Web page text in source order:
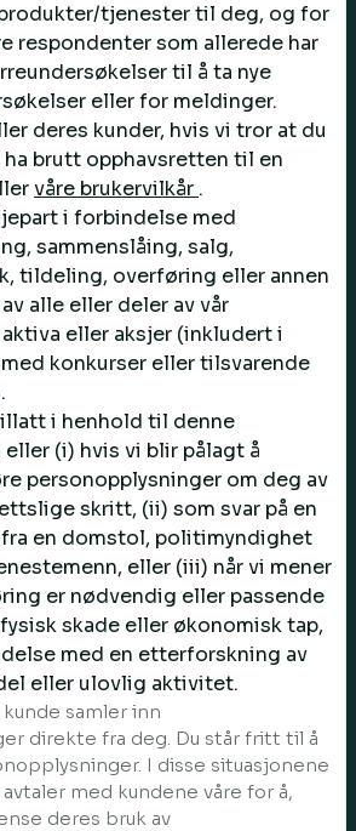
tjenester til deg, og for
respondenter som allerede har
til å ta nye
eller for meldinger.
deres kunder, hvis vi tror at du
ha brutt opphavsretten til en
våre brukervilkår .
i forbindelse med
sammenslåing, salg,
tildeling, overføring eller annen
alle eller deler av vår
eller aksjer (inkludert i
konkurser eller tilsvarende
i henhold til denne
(i) hvis vi blir pålagt å
personopplysninger om deg av
skritt, (ii) som svar på en
en domstol, politimyndighet
eller (iii) når vi mener
er nødvendig eller passende
skade eller økonomisk tap,
med en etterforskning av
eller ulovlig aktivitet.
samler inn
direkte fra deg. Du står fritt til å
I disse situasjonene
med kundene våre for å,
deres bruk av